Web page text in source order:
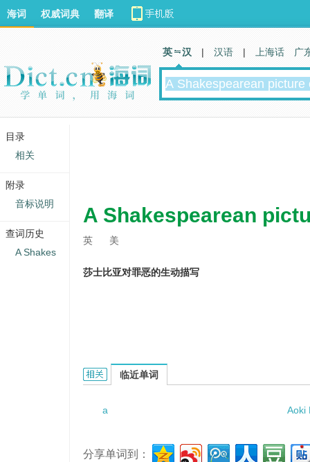
A Shakespearean
英 美
莎士比亚对罪恶的生动描写
A Shakespearean picture of guilt.的相关资料：
临近单词
a Aoki
分享单词到：
海词 权威词典 翻译
英 汉 | 汉语 | 上海话 广
目录
相关
附录
音标说明
查词历史
A Shakes